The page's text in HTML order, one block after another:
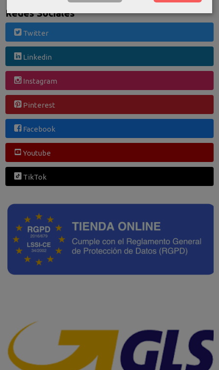
Redes Sociales
Twitter
Linkedin
Instagram
Pinterest
Facebook
Youtube
TikTok